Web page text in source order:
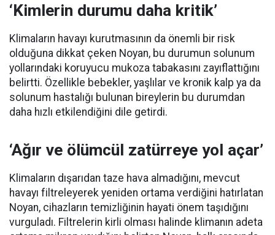
‘Kimlerin durumu daha kritik’
Klimaların havayı kurutmasının da önemli bir risk
olduğuna dikkat çeken Noyan, bu durumun solunum
yollarındaki koruyucu mukoza tabakasını zayıflattığını
belirtti. Özellikle bebekler, yaşlılar ve kronik kalp ya da
solunum hastalığı bulunan bireylerin bu durumdan
daha hızlı etkilendiğini dile getirdi.
‘Ağır ve ölümcül zatürreye yol açar’
Klimaların dışarıdan taze hava almadığını, mevcut
havayı filtreleyerek yeniden ortama verdiğini hatırlatan
Noyan, cihazların temizliğinin hayati önem taşıdığını
vurguladı. Filtrelerin kirli olması halinde klimanın adeta